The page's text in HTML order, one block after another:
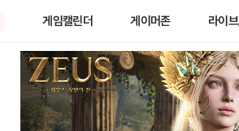
게임캘린더 게이머존 라이